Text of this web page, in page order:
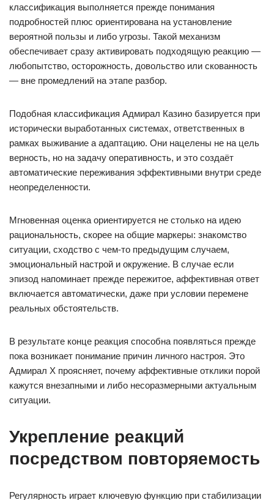
классификация выполняется прежде понимания
подробностей плюс ориентирована на установление
вероятной пользы и либо угрозы. Такой механизм
обеспечивает сразу активировать подходящую реакцию —
любопытство, осторожность, довольство или скованность
— вне промедлений на этапе разбор.
Подобная классификация Адмирал Казино базируется при
исторически выработанных системах, ответственных в
рамках выживание а адаптацию. Они нацелены не на цель
верность, но на задачу оперативность, и это создаёт
автоматические переживания эффективными внутри среде
неопределенности.
Мгновенная оценка ориентируется не столько на идею
рациональность, скорее на общие маркеры: знакомство
ситуации, сходство с чем-то предыдущим случаем,
эмоциональный настрой и окружение. В случае если
эпизод напоминает прежде пережитое, аффективная ответ
включается автоматически, даже при условии перемене
реальных обстоятельств.
В результате конце реакция способна появляться прежде
пока возникает понимание причин личного настроя. Это
Адмирал Х проясняет, почему аффективные отклики порой
кажутся внезапными и либо несоразмерными актуальным
ситуации.
Укрепление реакций
посредством повторяемость
Регулярность играет ключевую функцию при стабилизации